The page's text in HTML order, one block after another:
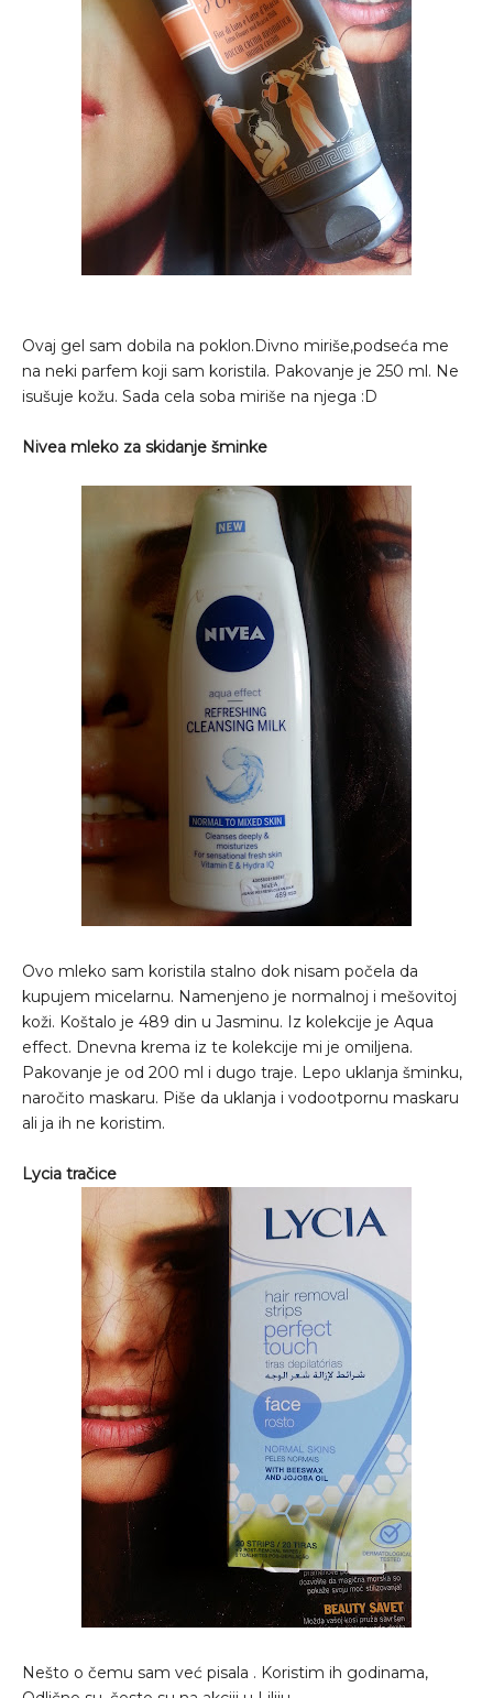
Ovaj gel sam dobila na poklon.Divno miriše,podseća me
na neki parfem koji sam koristila. Pakovanje je 250 ml. Ne
isušuje kožu. Sada cela soba miriše na njega :D
Nivea mleko za skidanje šminke
Ovo mleko sam koristila stalno dok nisam počela da
kupujem micelarnu. Namenjeno je normalnoj i mešovitoj
koži. Koštalo je 489 din u Jasminu. Iz kolekcije je Aqua
effect. Dnevna krema iz te kolekcije mi je omiljena.
Pakovanje je od 200 ml i dugo traje. Lepo uklanja šminku,
naročito maskaru. Piše da uklanja i vodootpornu maskaru
ali ja ih ne koristim.
Lycia tračice
Nešto o čemu sam već pisala . Koristim ih godinama,